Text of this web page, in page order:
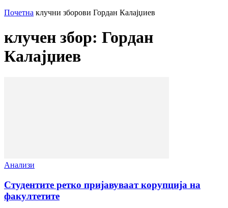
Почетна клучни зборови Гордан Калајџиев
клучен збор: Гордан
Калајџиев
Анализи
Студентите ретко пријавуваат корупција на
факултетите